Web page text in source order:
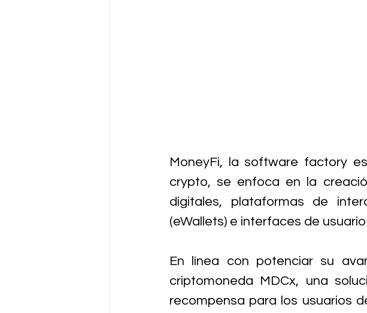
MoneyFi, la software factory
crypto, se enfoca en la
digitales, plataformas de
(eWallets) e interfaces de
En línea con potenciar su
criptomoneda MDCx, una
recompensa para los usuarios